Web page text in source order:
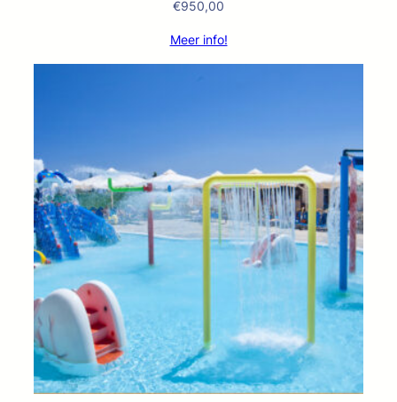
€950,00
Meer info!